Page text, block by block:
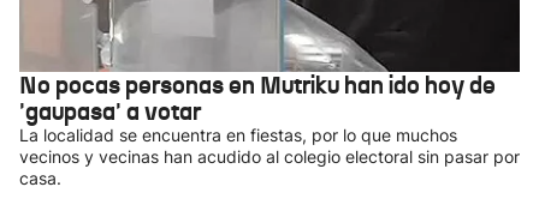
No pocas personas en Mutriku han ido hoy de
'gaupasa' a votar
La localidad se encuentra en fiestas, por lo que muchos
vecinos y vecinas han acudido al colegio electoral sin pasar por
casa.